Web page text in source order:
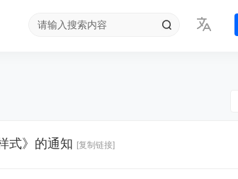
式》的通知 [复制链接]